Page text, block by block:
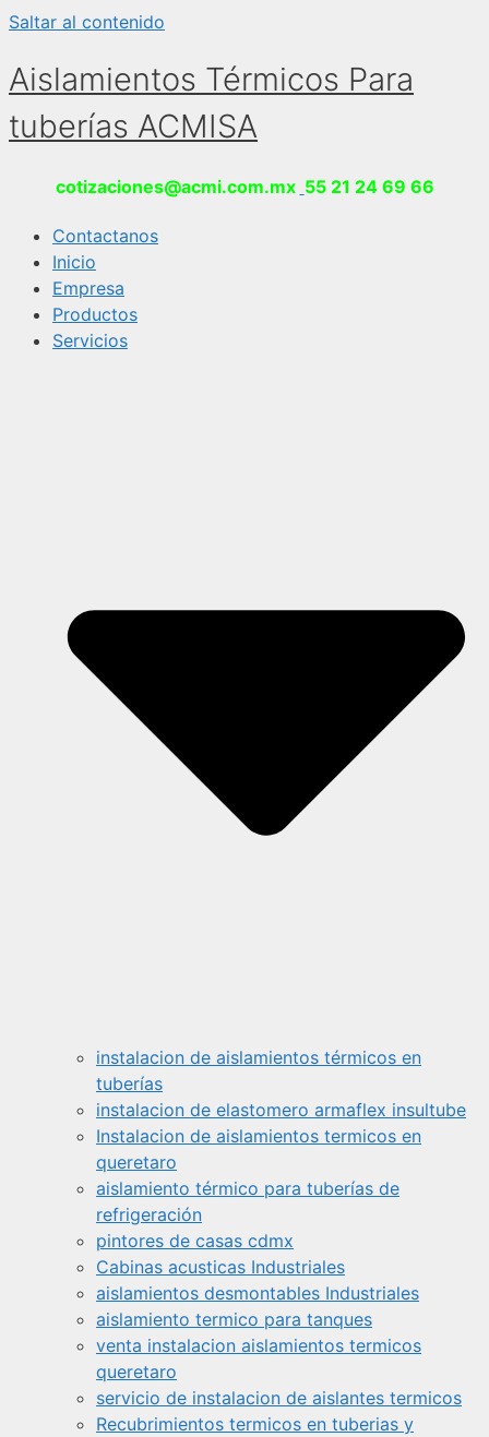
Saltar al contenido
Aislamientos Térmicos Para
tuberías ACMISA
cotizaciones@acmi.com.mx 55 21 24 69 66
Contactanos
Inicio
Empresa
Productos
Servicios
instalacion de aislamientos térmicos en
tuberías
instalacion de elastomero armaflex insultube
Instalacion de aislamientos termicos en
queretaro
aislamiento térmico para tuberías de
refrigeración
pintores de casas cdmx
Cabinas acusticas Industriales
aislamientos desmontables Industriales
aislamiento termico para tanques
venta instalacion aislamientos termicos
queretaro
servicio de instalacion de aislantes termicos
Recubrimientos termicos en tuberias y